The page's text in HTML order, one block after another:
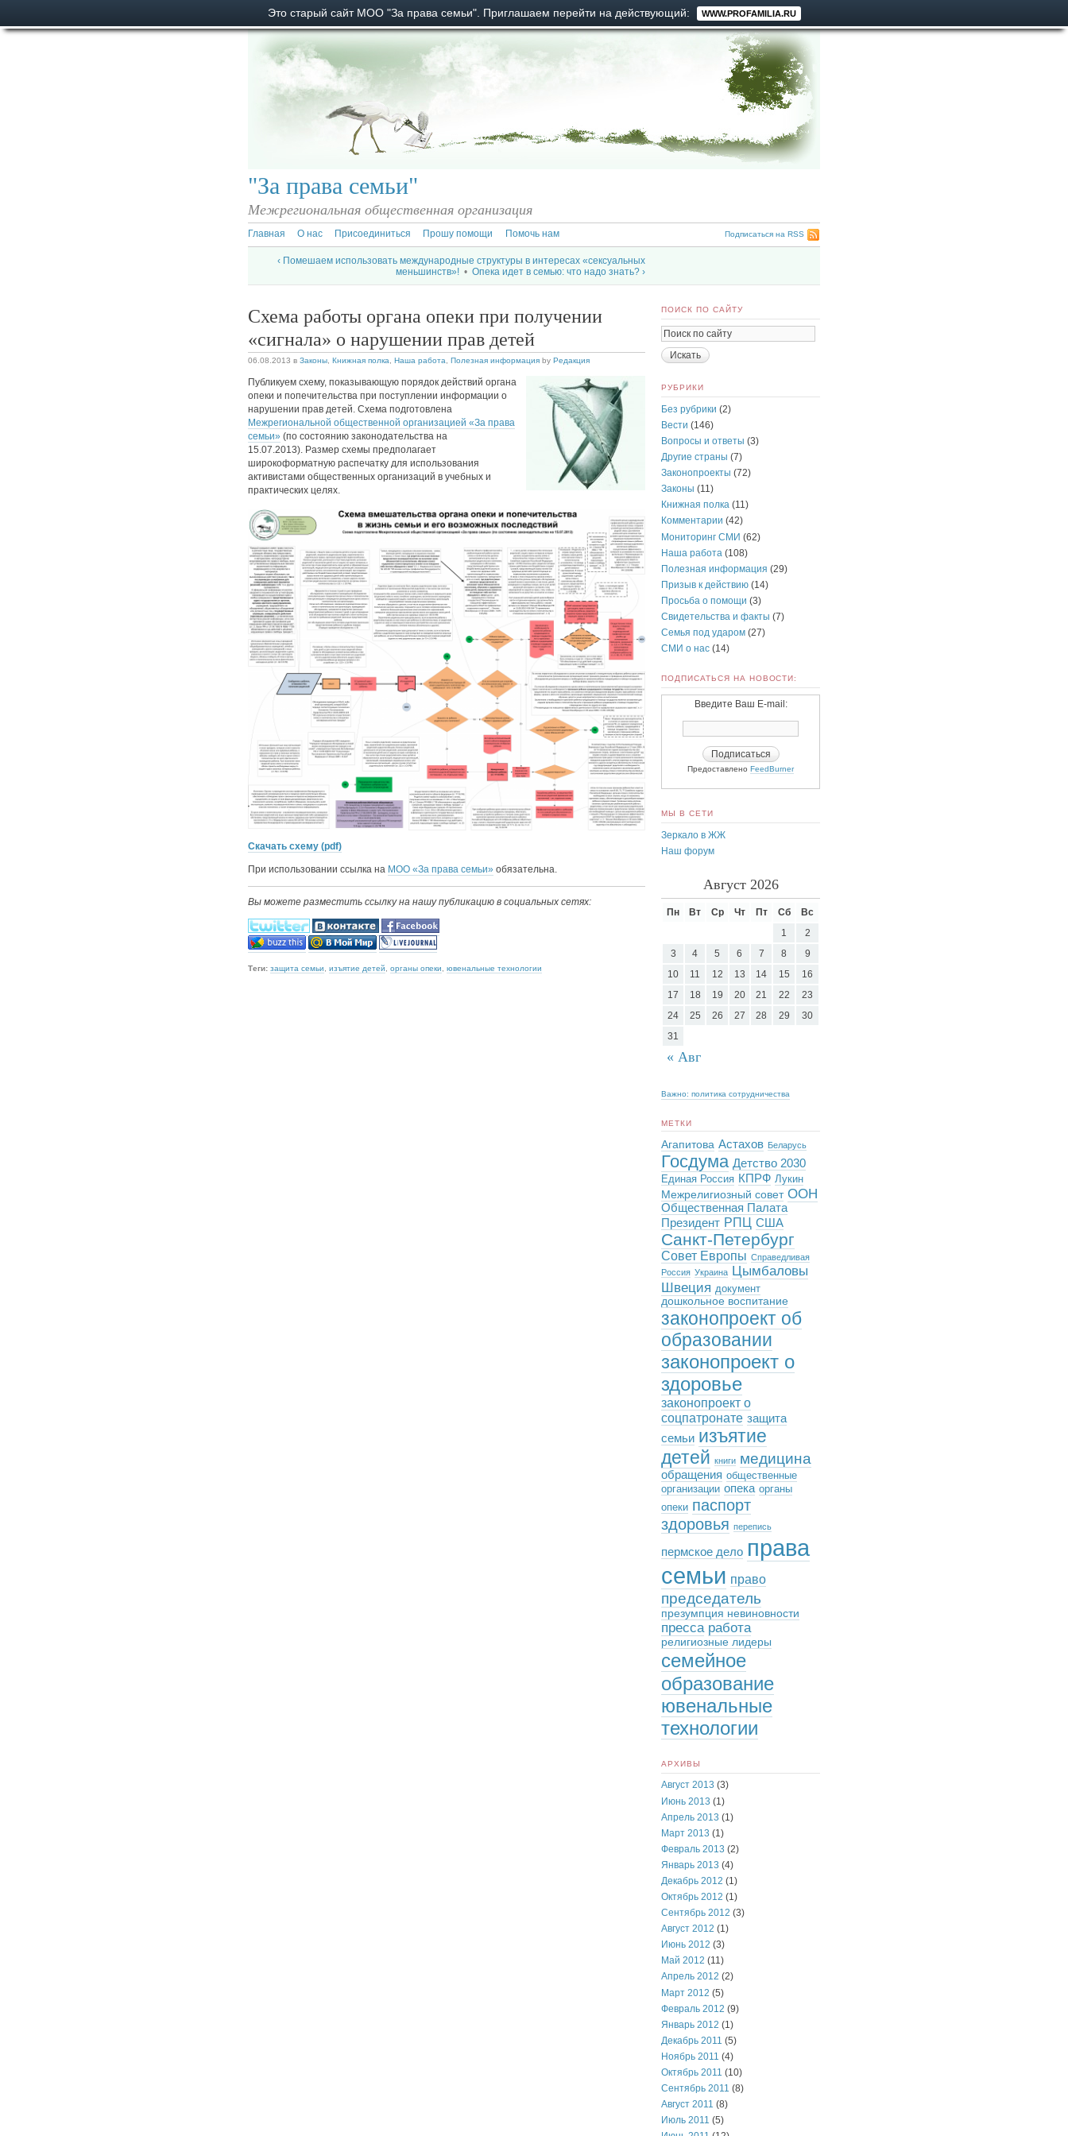
Это старый сайт МОО "За права семьи". Приглашаем перейти на действующий: WWW.PROFAMILIA.RU
"За права семьи"
Межрегиональная общественная организация
Главная О нас Присоединиться Прошу помощи Помочь нам Подписаться на RSS
‹ Помешаем использовать международные структуры в интересах «сексуальных
меньшинств»! • Опека идет в семью: что надо знать? ›
Схема работы органа опеки при получении
«сигнала» о нарушении прав детей
06.08.2013 в Законы, Книжная полка, Наша работа, Полезная информация by Редакция
Публикуем схему, показывающую порядок действий органа
опеки и попечительства при поступлении информации о
нарушении прав детей. Схема подготовлена
Межрегиональной общественной организацией «За права
семьи» (по состоянию законодательства на
15.07.2013). Размер схемы предполагает
широкоформатную распечатку для использования
активистами общественных организаций в учебных и
практических целях.
Скачать схему (pdf)
При использовании ссылка на МОО «За права семьи» обязательна.
Вы можете разместить ссылку на нашу публикацию в социальных сетях:
Теги: защита семьи, изъятие детей, органы опеки, ювенальные технологии
ПОИСК ПО САЙТУ
РУБРИКИ
Без рубрики (2)
Вести (146)
Вопросы и ответы (3)
Другие страны (7)
Законопроекты (72)
Законы (11)
Книжная полка (11)
Комментарии (42)
Мониторинг СМИ (62)
Наша работа (108)
Полезная информация (29)
Призыв к действию (14)
Просьба о помощи (3)
Свидетельства и факты (7)
Семья под ударом (27)
СМИ о нас (14)
ПОДПИСАТЬСЯ НА НОВОСТИ:
Введите Ваш E-mail:
Предоставлено FeedBurner
МЫ В СЕТИ
Зеркало в ЖЖ
Наш форум
Август 2026
Пн Вт Ср Чт Пт Сб Вс
« Авг
1
2
3
4 5 6 7 8
9
10
11 12 13 14 15
16
17
18 19 20 21 22
23
24
25 26 27 28 29
30
31
Важно: политика сотрудничества
МЕТКИ
Агапитова Астахов Беларусь
Госдума Детство 2030
Единая Россия КПРФ Лукин
Межрелигиозный совет ООН
Общественная Палата
Президент РПЦ США
Санкт-Петербург
Совет Европы Справедливая
Россия Украина Цымбаловы
Швеция документ
дошкольное воспитание
законопроект об
образовании
законопроект о
здоровье
законопроект о
соцпатронате защита
семьи изъятие
детей книги медицина
обращения общественные
организации опека органы
опеки паспорт
здоровья перепись
пермское дело права
семьи право
председатель
презумпция невиновности
пресса работа
религиозные лидеры
семейное
образование
ювенальные
технологии
АРХИВЫ
Август 2013 (3)
Июнь 2013 (1)
Апрель 2013 (1)
Март 2013 (1)
Февраль 2013 (2)
Январь 2013 (4)
Декабрь 2012 (1)
Октябрь 2012 (1)
Сентябрь 2012 (3)
Август 2012 (1)
Июнь 2012 (3)
Май 2012 (11)
Апрель 2012 (2)
Март 2012 (5)
Февраль 2012 (9)
Январь 2012 (1)
Декабрь 2011 (5)
Ноябрь 2011 (4)
Октябрь 2011 (10)
Сентябрь 2011 (8)
Август 2011 (8)
Июль 2011 (5)